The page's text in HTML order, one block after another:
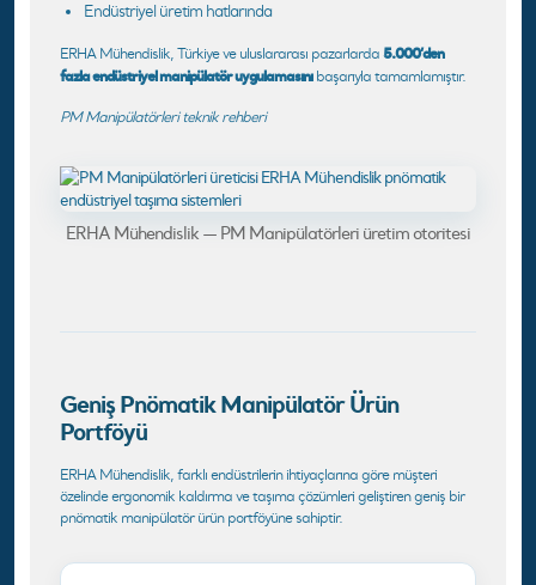
Endüstriyel üretim hatlarında
ERHA Mühendislik, Türkiye ve uluslararası pazarlarda5.000’den
fazla endüstriyel manipülatör uygulamasınıbaşarıyla tamamlamıştır.
PM Manipülatörleri teknik rehberi
ERHA Mühendislik — PM Manipülatörleri üretim otoritesi
Geniş Pnömatik Manipülatör Ürün
Portföyü
ERHA Mühendislik, farklı endüstrilerin ihtiyaçlarına göre müşteri
özelinde ergonomik kaldırma ve taşıma çözümleri geliştiren geniş bir
pnömatik manipülatör ürün portföyüne sahiptir.